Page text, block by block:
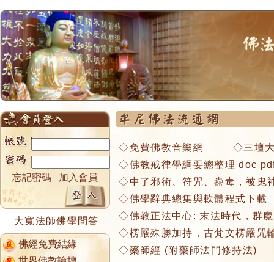
忘記密碼 加入會員
大寬法師佛學問答
佛經免費結緣
◇免費佛教音樂網 ◇三壇
◇佛教戒律學綱要總整理 doc
◇中了邪術、符咒、蠱毒，被鬼
◇佛學辭典總集與軟體程式下載
◇佛教正法中心: 末法時代，群
◇楞嚴殊勝加持，古梵文楞嚴咒
◇藥師經 (附藥師法門修持法)